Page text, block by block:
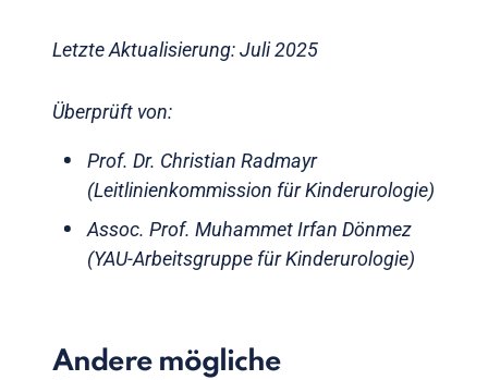
Letzte Aktualisierung: Juli 2025
Überprüft von:
Prof. Dr. Christian Radmayr
(Leitlinienkommission für Kinderurologie)
Assoc. Prof. Muhammet Irfan Dönmez
(YAU-Arbeitsgruppe für Kinderurologie)
Andere mögliche